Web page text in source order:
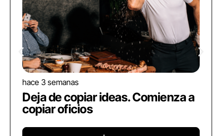
hace 3 semanas
Deja de copiar ideas. Comienza a
copiar oficios